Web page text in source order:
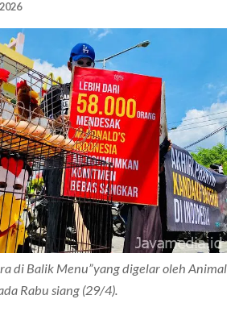
di Balik Menu”yang digelar oleh Animal
Rabu siang (29/4).